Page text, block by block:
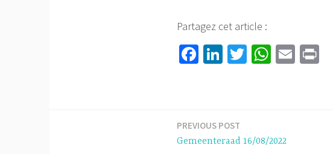
Partagez cet article :
Fa
ok
Li
T
W
p
E
PREVIOUS POST
Gemeenteraad 16/08/2022